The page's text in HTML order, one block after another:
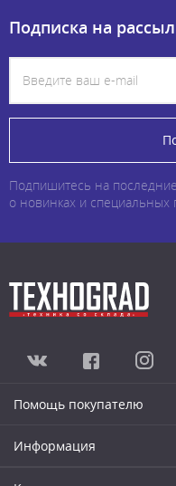
Подписка на
Подпишитесь на
о новинках и
Помощь покупателю
Информация